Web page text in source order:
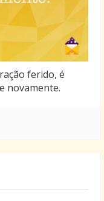
ferido, é
novamente.